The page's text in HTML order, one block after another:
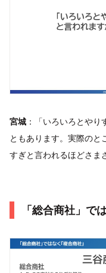
宮城 ：「いろいろとや
ともあります。実際のと
すぎと言われるほどさま
「総合商社」で